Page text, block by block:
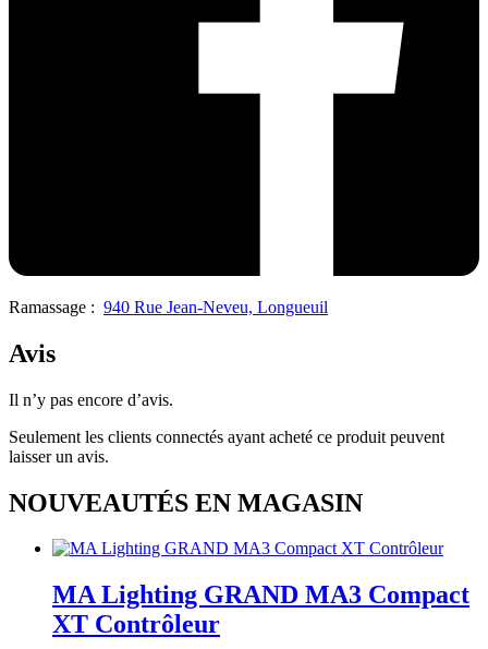
Ramassage : 940 Rue Jean-Neveu, Longueuil
Avis
Il n’y pas encore d’avis.
Seulement les clients connectés ayant acheté ce produit peuvent
laisser un avis.
NOUVEAUTÉS EN MAGASIN
MA Lighting GRAND MA3 Compact
XT Contrôleur